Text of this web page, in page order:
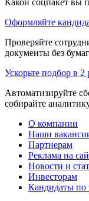
Оформляйте
Проверяйте
документы без
Ускорьте подбор в 2
Автоматизируйте
собирайте
О компании
Наши
Партнерам
Реклама на
Новости и
Инвесторам
Кандидаты по